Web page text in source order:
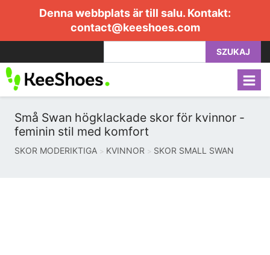
Denna webbplats är till salu. Kontakt:
contact@keeshoes.com
SZUKAJ
Små Swan högklackade skor för kvinnor -
feminin stil med komfort
SKOR MODERIKTIGA KVINNOR SKOR SMALL SWAN